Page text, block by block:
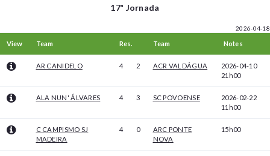
17ª Jornada
2026-04-18
View Team Res. Team Notes
AR CANIDELO 4 2 ACR VALDÁGUA
2026-04-10
21h00
ALA NUN' ÁLVARES 4 3 SC POVOENSE
2026-02-22
11h00
C CAMPISMO SJ
MADEIRA
4 0
ARC PONTE
NOVA
15h00